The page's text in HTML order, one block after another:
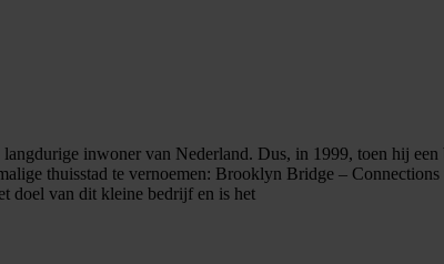
inwoner van Nederland. Dus, in 1999, toen hij
thuisstad te vernoemen: Brooklyn Bridge –
doel van dit kleine bedrijf en is het